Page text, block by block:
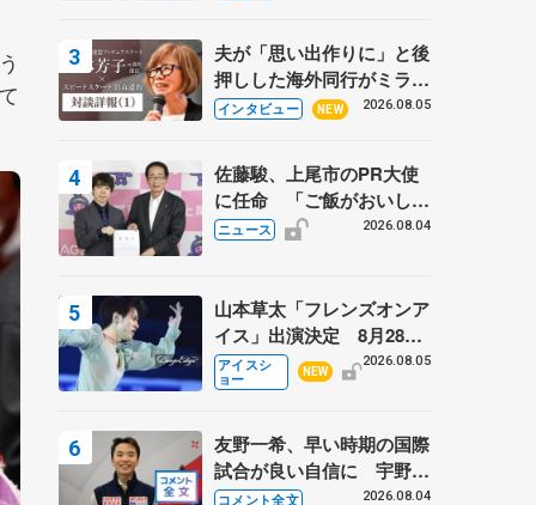
野村忠宏さんと対談
夫が「思い出作りに」と後
押しした海外同行がミラノ
まで… 繁華街のリンクで
に 小林芳子さんが振り返
るスケート人生
インタビュー NEW 2026.08.05
佐藤駿、上尾市のPR大使
に任命 「ご飯がおいし
く、住みやすいのが魅力」
ニュース 2026.08.04
山本草太「フレンズオンア
イス」出演決定 8月28日
（金）2公演のみ 荒川静
香さんプロデュース、20
アイスシ
ョー
NEW
2026.08.05
友野一希、早い時期の国際
試合が良い自信に 宇野昌
磨の現役復帰に思っている
コメント全文 2026.08.04